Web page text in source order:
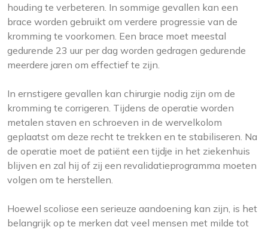
houding te verbeteren. In sommige gevallen kan een
brace worden gebruikt om verdere progressie van de
kromming te voorkomen. Een brace moet meestal
gedurende 23 uur per dag worden gedragen gedurende
meerdere jaren om effectief te zijn.
In ernstigere gevallen kan chirurgie nodig zijn om de
kromming te corrigeren. Tijdens de operatie worden
metalen staven en schroeven in de wervelkolom
geplaatst om deze recht te trekken en te stabiliseren. Na
de operatie moet de patiënt een tijdje in het ziekenhuis
blijven en zal hij of zij een revalidatieprogramma moeten
volgen om te herstellen.
Hoewel scoliose een serieuze aandoening kan zijn, is het
belangrijk op te merken dat veel mensen met milde tot